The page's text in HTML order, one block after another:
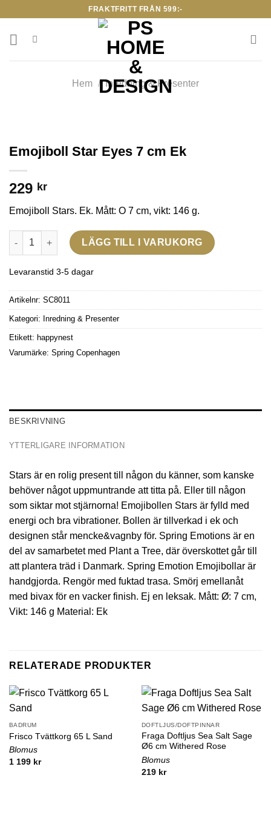
content
FRAKTFRITT FRÅN 599:-
Hem / Inredning & Presenter
Emojiboll Star Eyes 7 cm Ek
229 kr
Emojiboll Stars. Ek. Mått: O 7 cm, vikt: 146 g.
Emojiboll Star Eyes 7 cm Ek mängd
LÄGG TILL I VARUKORG
Levaranstid 3-5 dagar
Artikelnr: SC8011
Kategori: Inredning & Presenter
Etikett: happynest
Varumärke: Spring Copenhagen
BESKRIVNING
YTTERLIGARE INFORMATION
Stars är en rolig present till någon du känner, som kanske
behöver något uppmuntrande att titta på. Eller till någon
som siktar mot stjärnorna! Emojibollen Stars är fylld med
energi och bra vibrationer. Bollen är tillverkad i ek och
designen står mencke&vagnby för. Spring Emotions är en
del av samarbetet med Plant a Tree, där överskottet går till
att plantera träd i Danmark. Spring Emotion Emojibollar är
handgjorda. Rengör med fuktad trasa. Smörj emellanåt
med bivax för en vacker finish. Ej en leksak. Mått: Ø: 7 cm,
Vikt: 146 g Material: Ek
RELATERADE PRODUKTER
BADRUM
Frisco Tvättkorg 65 L Sand
Blomus
1 199 kr
DOFTLJUS/DOFTPINNAR
Fraga Doftljus Sea Salt Sage
Ø6 cm Withered Rose
Blomus
219 kr